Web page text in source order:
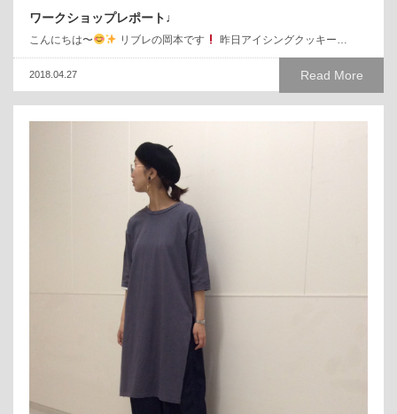
ワークショップレポート♩
こんにちは〜 リブレの岡本です 昨日アイシングクッキー…
Read More
2018.04.27